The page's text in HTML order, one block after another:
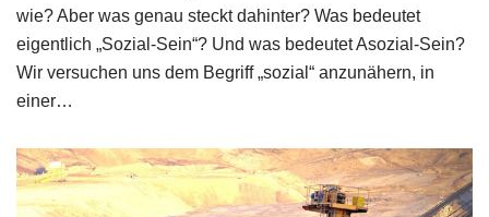
wie? Aber was genau steckt dahinter? Was bedeutet
eigentlich „Sozial-Sein“? Und was bedeutet Asozial-Sein?
Wir versuchen uns dem Begriff „sozial“ anzunähern, in
einer…